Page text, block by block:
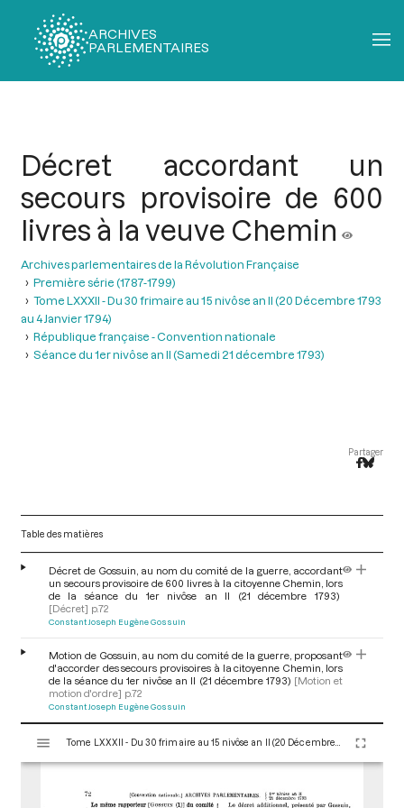
ARCHIVES
PARLEMENTAIRES
Décret accordant un
secours provisoire de 600
livres à la veuve Chemin
Archives parlementaires de la Révolution Française
Première série (1787-1799)
Tome LXXXII - Du 30 frimaire au 15 nivôse an II (20 Décembre 1793
au 4 Janvier 1794)
République française - Convention nationale
Séance du 1er nivôse an II (Samedi 21 décembre 1793)
Partager
Table des matières
Décret de Gossuin, au nom du comité de la guerre, accordant
un secours provisoire de 600 livres à la citoyenne Chemin, lors
de la séance du 1er nivôse an II (21 décembre 1793)
[Décret] p.72
Constant Joseph Eugène Gossuin
Motion de Gossuin, au nom du comité de la guerre, proposant
d'accorder des secours provisoires à la citoyenne Chemin, lors
de la séance du 1er nivôse an II (21 décembre 1793) [Motion et
motion d'ordre] p.72
Constant Joseph Eugène Gossuin
s